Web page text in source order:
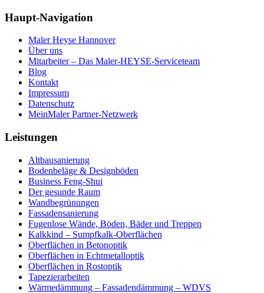
Haupt-Navigation
Maler Heyse Hannover
Über uns
Mitarbeiter – Das Maler-HEYSE-Serviceteam
Blog
Kontakt
Impressum
Datenschutz
MeinMaler Partner-Netzwerk
Leistungen
Altbausanierung
Bodenbeläge & Designböden
Business Feng-Shui
Der gesunde Raum
Wandbegrünungen
Fassadensanierung
Fugenlose Wände, Böden, Bäder und Treppen
Kalkkind – Sumpfkalk-Oberflächen
Oberflächen in Betonoptik
Oberflächen in Echtmetalloptik
Oberflächen in Rostoptik
Tapezierarbeiten
Wärmedämmung – Fassadendämmung – WDVS